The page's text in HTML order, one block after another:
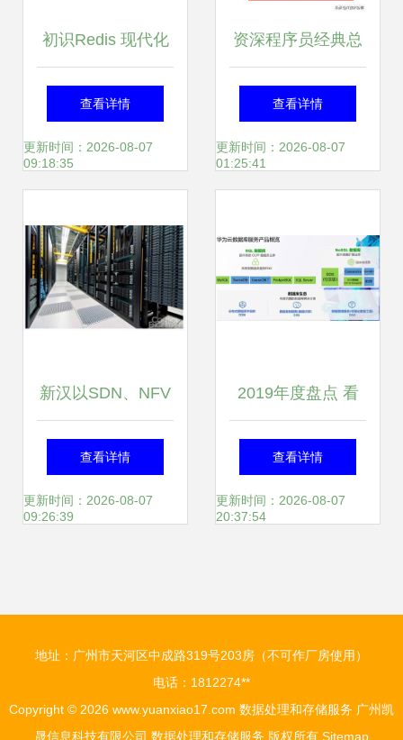
初识Redis 现代化
数据处理与存储服
务探秘
查看详情
更新时间：2026-08-07
09:18:35
资深程序员经典总
结 MySQL的并发
控制原理——数据
查看详情
更新时间：2026-08-07
01:25:41
新汉以SDN、NFV
为基石，构建以客
户为本的弹性电信
查看详情
更新时间：2026-08-07
09:26:39
2019年度盘点 看
华为云数据库如何
实现飞跃式发展
查看详情
更新时间：2026-08-07
20:37:54
地址：广州市天河区中成路319号203房（不可作厂房使用）
电话：1812274**
Copyright © 2026 www.yuanxiao17.com 数据处理和存储服务 广州凯
晟信息科技有限公司 数据处理和存储服务 版权所有 Sitemap